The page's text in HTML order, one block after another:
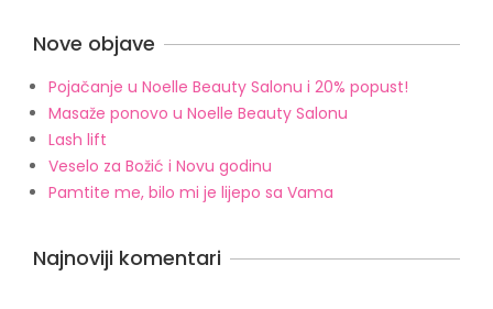
Nove objave
Pojačanje u Noelle Beauty Salonu i 20% popust!
Masaže ponovo u Noelle Beauty Salonu
Lash lift
Veselo za Božić i Novu godinu
Pamtite me, bilo mi je lijepo sa Vama
Najnoviji komentari